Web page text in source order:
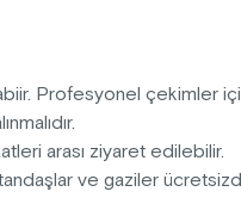
Profesyonel çekimler
arası ziyaret edilebilir.
ve gaziler